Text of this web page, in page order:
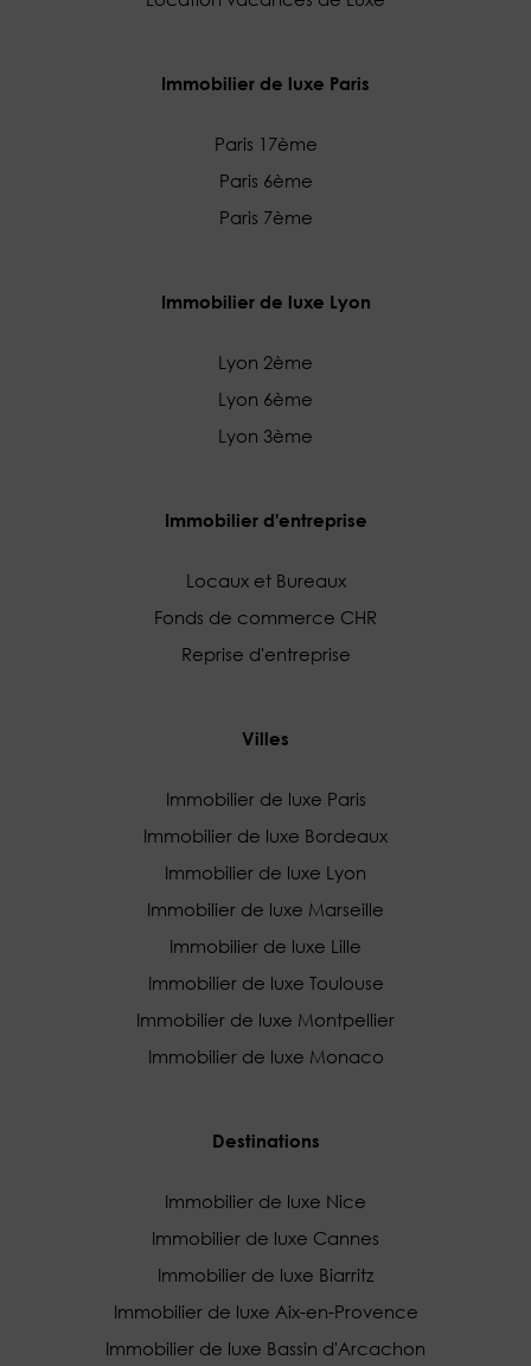
Immobilier de luxe Paris
Paris 17ème
Paris 6ème
Paris 7ème
Immobilier de luxe Lyon
Lyon 2ème
Lyon 6ème
Lyon 3ème
Immobilier d'entreprise
Locaux et Bureaux
Fonds de commerce CHR
Reprise d'entreprise
Villes
Immobilier de luxe Paris
Immobilier de luxe Bordeaux
Immobilier de luxe Lyon
Immobilier de luxe Marseille
Immobilier de luxe Lille
Immobilier de luxe Toulouse
Immobilier de luxe Montpellier
Immobilier de luxe Monaco
Destinations
Immobilier de luxe Nice
Immobilier de luxe Cannes
Immobilier de luxe Biarritz
Immobilier de luxe Aix-en-Provence
Immobilier de luxe Bassin d'Arcachon